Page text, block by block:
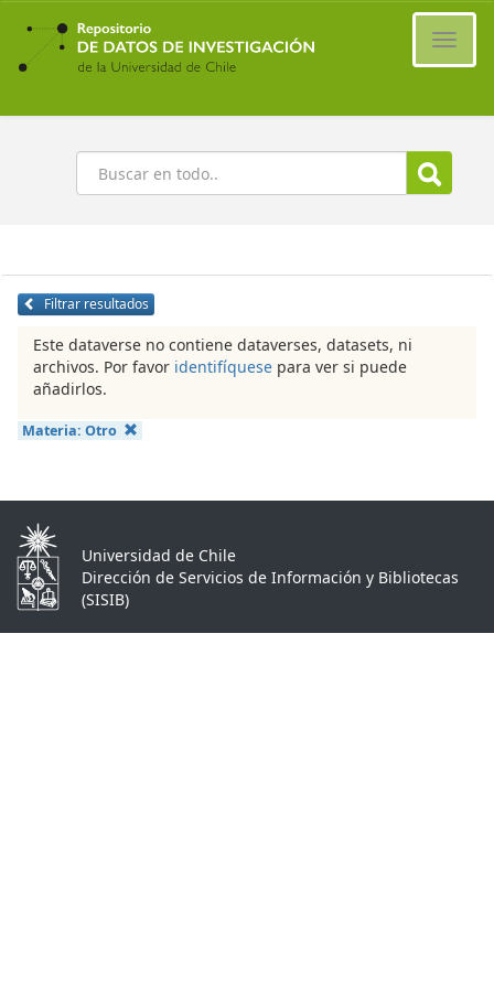
Ir
contenido
principal
Buscar
Filtrar resultados
Este dataverse no contiene dataverses, datasets, ni
archivos. Por favor identifíquese para ver si puede
añadirlos.
Materia: Otro
Universidad de Chile
Dirección de Servicios de Información y Bibliotecas
(SISIB)